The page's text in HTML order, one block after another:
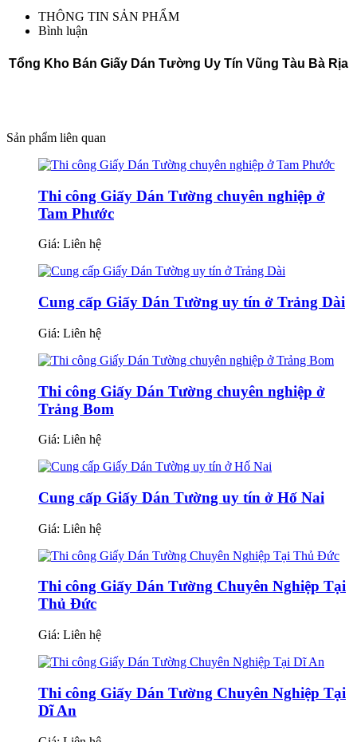
THÔNG TIN SẢN PHẨM
Bình luận
Tổng Kho Bán Giấy Dán Tường Uy Tín Vũng Tàu Bà Rịa
Sản phẩm liên quan
Thi công Giấy Dán Tường chuyên nghiệp ở
Tam Phước
Giá: Liên hệ
Cung cấp Giấy Dán Tường uy tín ở Trảng Dài
Giá: Liên hệ
Thi công Giấy Dán Tường chuyên nghiệp ở
Trảng Bom
Giá: Liên hệ
Cung cấp Giấy Dán Tường uy tín ở Hố Nai
Giá: Liên hệ
Thi công Giấy Dán Tường Chuyên Nghiệp Tại
Thủ Đức
Giá: Liên hệ
Thi công Giấy Dán Tường Chuyên Nghiệp Tại
Dĩ An